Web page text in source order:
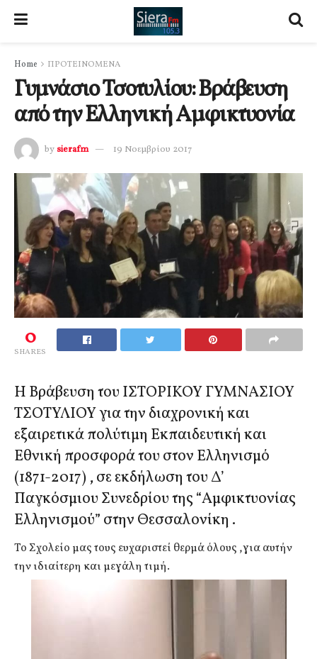
Home ΠΡΟΤΕΙΝΟΜΕΝΑ
Γυμνάσιο Τσοτυλίου: Βράβευση
από την Ελληνική Αμφικτυονία
by sierafm 19 Νοεμβρίου 2017
0
SHARES
Η Βράβευση του ΙΣΤΟΡΙΚΟΥ ΓΥΜΝΑΣΙΟΥ
ΤΣΟΤΥΛΙΟΥ για την διαχρονική και
εξαιρετικά πολύτιμη Εκπαιδευτική και
Εθνική προσφορά του στον Ελληνισμό
(1871-2017) , σε εκδήλωση του Δ’
Παγκόσμιου Συνεδρίου της “Αμφικτυονίας
Ελληνισμού” στην Θεσσαλονίκη .
Το Σχολείο μας τους ευχαριστεί θερμά όλους ,για αυτήν
την ιδιαίτερη και μεγάλη τιμή.